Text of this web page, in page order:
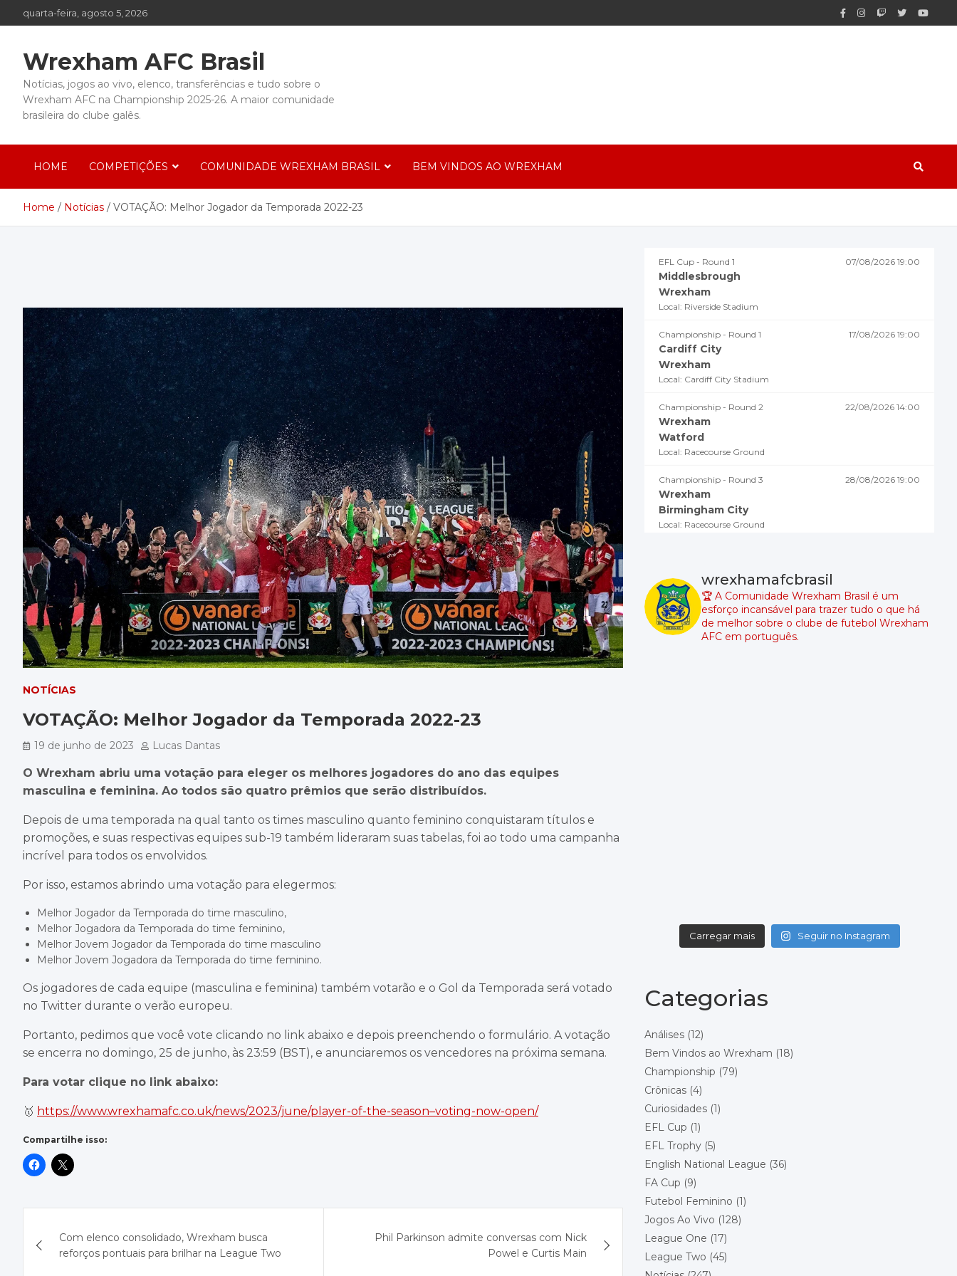
to
quarta-feira, agosto 5, 2026
Wrexham AFC Brasil
Notícias, jogos ao vivo, elenco, transferências e tudo sobre o
Wrexham AFC na Championship 2025-26. A maior comunidade
brasileira do clube galês.
HOME COMPETIÇÕES COMUNIDADE WREXHAM BRASIL BEM VINDOS AO WREXHAM
Home Notícias VOTAÇÃO: Melhor Jogador da Temporada 2022-23
NOTÍCIAS
VOTAÇÃO: Melhor Jogador da Temporada 2022-23
19 de junho de 2023 Lucas Dantas
O Wrexham abriu uma votação para eleger os melhores jogadores do ano das equipes
masculina e feminina. Ao todos são quatro prêmios que serão distribuídos.
Depois de uma temporada na qual tanto os times masculino quanto feminino conquistaram títulos e
promoções, e suas respectivas equipes sub-19 também lideraram suas tabelas, foi ao todo uma campanha
incrível para todos os envolvidos.
Por isso, estamos abrindo uma votação para elegermos:
Melhor Jogador da Temporada do time masculino,
Melhor Jogadora da Temporada do time feminino,
Melhor Jovem Jogador da Temporada do time masculino
Melhor Jovem Jogadora da Temporada do time feminino.
Os jogadores de cada equipe (masculina e feminina) também votarão e o Gol da Temporada será votado
no Twitter durante o verão europeu.
Portanto, pedimos que você vote clicando no link abaixo e depois preenchendo o formulário. A votação
se encerra no domingo, 25 de junho, às 23:59 (BST), e anunciaremos os vencedores na próxima semana.
Para votar clique no link abaixo:
🥇 https://www.wrexhamafc.co.uk/news/2023/june/player-of-the-season–voting-now-open/
Compartilhe isso:
de
Com elenco consolidado, Wrexham busca
reforços pontuais para brilhar na League Two
Phil Parkinson admite conversas com Nick
Powel e Curtis Main
EFL Cup - Round 1 07/08/2026 19:00
Middlesbrough
Wrexham
Local: Riverside Stadium
Championship - Round 1 17/08/2026 19:00
Cardiff City
Wrexham
Local: Cardiff City Stadium
Championship - Round 2 22/08/2026 14:00
Wrexham
Watford
Local: Racecourse Ground
Championship - Round 3 28/08/2026 19:00
Wrexham
Birmingham City
Local: Racecourse Ground
Wrexham
Local: The Den
Championship - Round 5 05/09/2026 19:00
Swansea City
Derby County
Wrexham
Championship - Round 10
Wrexham
Local: Racecourse Ground
Wrexham
Preston North End
Local: Racecourse Ground
Championship - Round 12
Blackburn Rovers
Wrexham
Local: Ewood Park
Championship - Round 13
Sheffield United
Wrexham
Local: Bramall Lane
wrexhamafcbrasil
🏆 A Comunidade Wrexham Brasil é um
esforço incansável para trazer tudo o que há
de melhor sobre o clube de futebol Wrexham
AFC em português.
Carregar mais Seguir no Instagram
Categorias
Análises (12)
Bem Vindos ao Wrexham (18)
Championship (79)
Crônicas (4)
Curiosidades (1)
EFL Cup (1)
EFL Trophy (5)
English National League (36)
FA Cup (9)
Futebol Feminino (1)
Jogos Ao Vivo (128)
League One (17)
League Two (45)